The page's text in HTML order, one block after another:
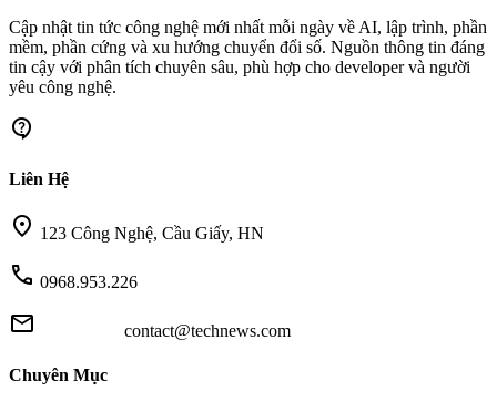
Cập nhật tin tức công nghệ mới nhất mỗi ngày về AI, lập trình, phần
mềm, phần cứng và xu hướng chuyển đổi số. Nguồn thông tin đáng
tin cậy với phân tích chuyên sâu, phù hợp cho developer và người
yêu công nghệ.
contact_support
Liên Hệ
location_on 123 Công Nghệ, Cầu Giấy, HN
call 0968.953.226
mail contact@technews.com
Chuyên Mục